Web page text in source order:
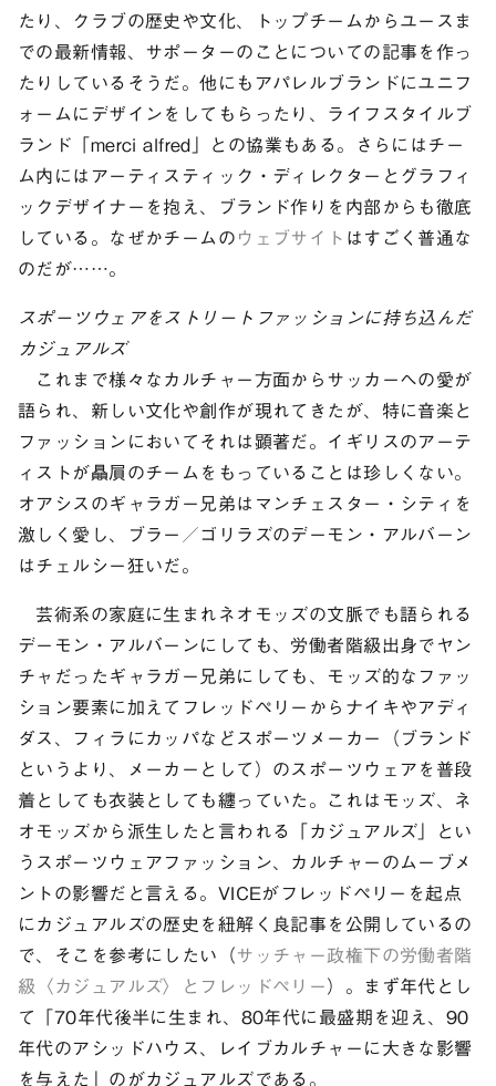
たり、クラブの歴史や文化、トップチームからユースま
での最新情報、サポーターのことについての記事を作っ
たりしているそうだ。他にもアパレルブランドにユニフ
ォームにデザインをしてもらったり、ライフスタイルブ
ランド「merci alfred」との協業もある。さらにはチー
ム内にはアーティスティック・ディレクターとグラフィ
ックデザイナーを抱え、ブランド作りを内部からも徹底
している。なぜかチームの ウェブサイト はすごく普通な
のだが……。
スポーツウェアをストリートファッションに持ち込んだ
カジュアルズ
これまで様々なカルチャー方面からサッカーへの愛が
語られ、新しい文化や創作が現れてきたが、特に音楽と
ファッションにおいてそれは顕著だ。イギリスのアーテ
ィストが贔屓のチームをもっていることは珍しくない。
オアシスのギャラガー兄弟はマンチェスター・シティを
激しく愛し、ブラー／ゴリラズのデーモン・アルバーン
はチェルシー狂いだ。
芸術系の家庭に生まれネオモッズの文脈でも語られる
デーモン・アルバーンにしても、労働者階級出身でヤン
チャだったギャラガー兄弟にしても、モッズ的なファッ
ション要素に加えてフレッドペリーからナイキやアディ
ダス、フィラにカッパなどスポーツメーカー（ブランド
というより、メーカーとして）のスポーツウェアを普段
着としても衣装としても纏っていた。これはモッズ、ネ
オモッズから派生したと言われる「カジュアルズ」とい
うスポーツウェアファッション、カルチャーのムーブメ
ントの影響だと言える。VICEがフレッドペリーを起点
にカジュアルズの歴史を紐解く良記事を公開しているの
で、そこを参考にしたい（ サッチャー政権下の労働者階
級〈カジュアルズ〉とフレッドペリー ）。まず年代とし
て「70年代後半に生まれ、80年代に最盛期を迎え、90
年代のアシッドハウス、レイブカルチャーに大きな影響
を与えた」のがカジュアルズである。